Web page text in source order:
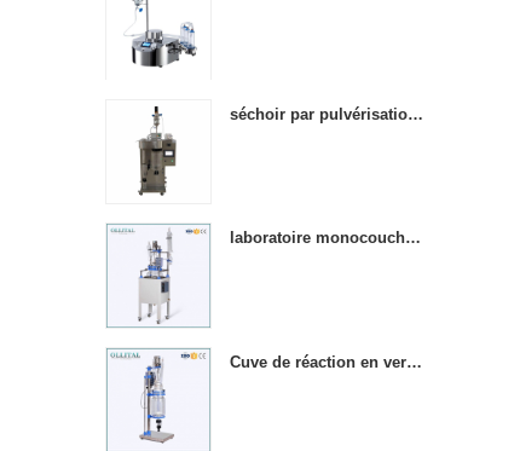
séchoir par pulvérisation en acier inoxydable de laboratoire
laboratoire monocouche agitation chimique réacteurs en verre chauffé
Cuve de réaction en verre à double paroi pour laboratoire chimique 5l